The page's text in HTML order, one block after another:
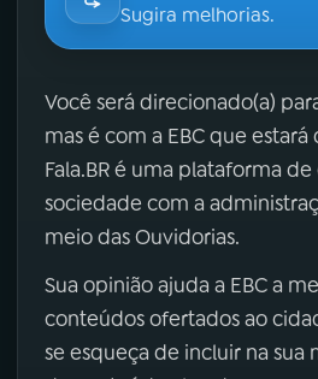
Sugira melhorias.
Você será direcionado(a)
mas é com a EBC que
Fala.BR é uma plataforma
sociedade com a
meio das Ouvidorias.
Sua opinião ajuda a EBC a
conteúdos ofertados ao
se esqueça de incluir na sua